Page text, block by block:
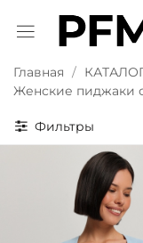
Главная
Женские пиджаки
Фильтры